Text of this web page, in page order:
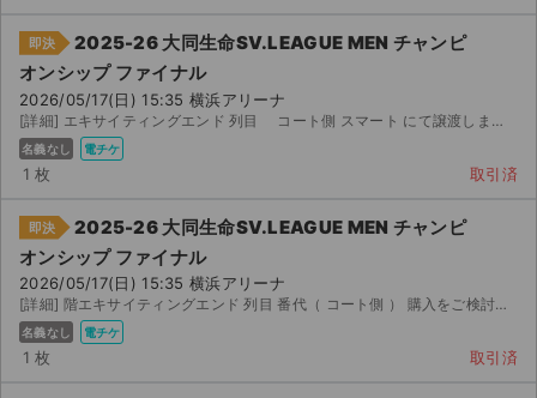
即決
2025-26 大同生命SV.LEAGUE MEN チャンピ
オンシップ ファイナル
2026/05/17(日) 15:35 横浜アリーナ
[詳細] エキサイティングエンド 列目 コート側 スマート にて譲渡しますので、ご登録されている氏名、...
名義なし 電チケ
1 枚 取引済
即決
2025-26 大同生命SV.LEAGUE MEN チャンピ
オンシップ ファイナル
2026/05/17(日) 15:35 横浜アリーナ
[詳細] 階エキサイティングエンド 列目 番代（ コート側 ） 購入をご検討される方はコメントに投稿...
名義なし 電チケ
1 枚 取引済